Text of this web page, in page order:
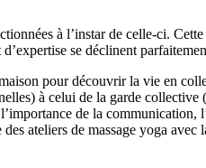
à l’instar de celle-ci.
se déclinent
pour découvrir la vie en
à celui de la garde
de la
ateliers de massage yoga